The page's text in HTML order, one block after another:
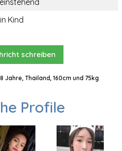
Kind
schreiben
Jahre, Thailand, 160cm und 75kg
Profile